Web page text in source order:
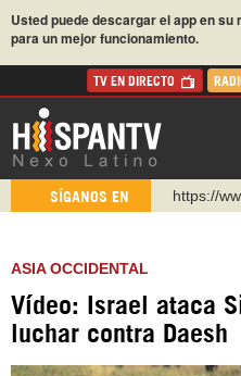
Usted puede descargar el app en su
para un mejor funcionamiento.
TV EN DIRECTO
SÍGANOS EN
https://
https://
https://
ASIA OCCIDENTAL
Vídeo: Israel ataca
luchar contra Daesh